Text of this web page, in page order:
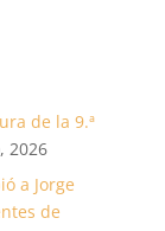
de la 9.ª
2026
a Jorge
de